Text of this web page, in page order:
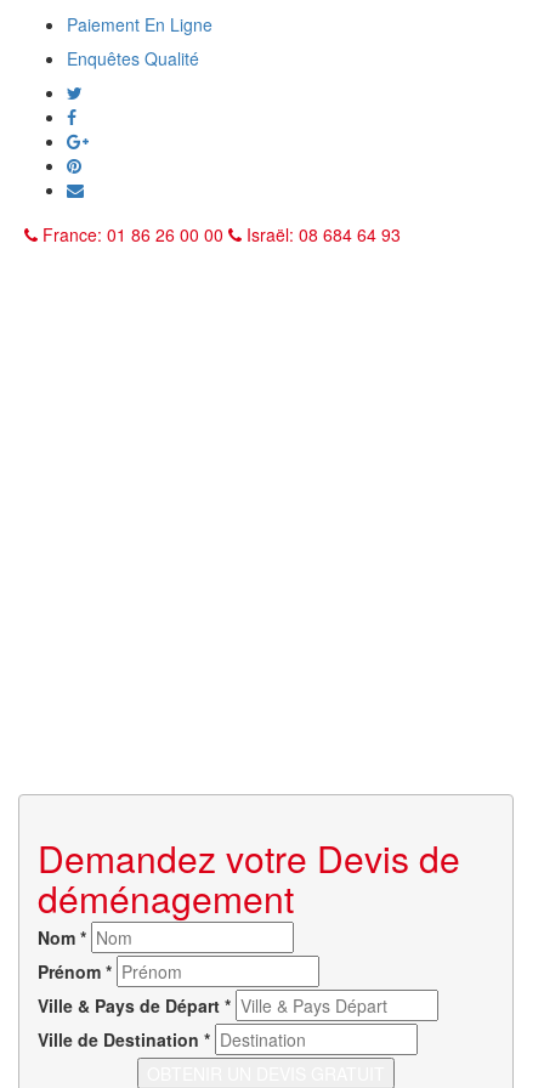
Paiement En Ligne
Enquêtes Qualité
France: 01 86 26 00 00 Israël: 08 684 64 93
Demandez votre Devis de
déménagement
Nom *
Prénom *
Ville & Pays de Départ *
Ville de Destination *